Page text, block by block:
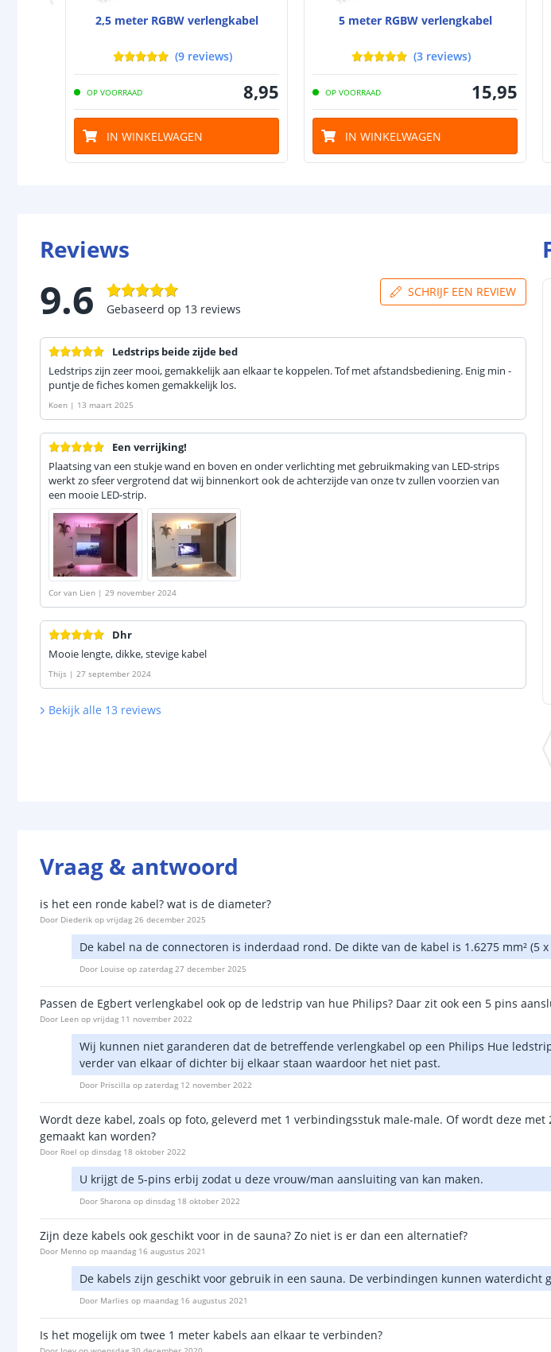
2,5 meter RGBW verlengkabel
(9 reviews)
OP VOORRAAD 8,95
IN WINKELWAGEN
5 meter RGBW verlengkabel
(3 reviews)
OP VOORRAAD 15,95
IN WINKELWAGEN
Reviews
9.6 Gebaseerd op 13 reviews
SCHRIJF EEN REVIEW
Ledstrips beide zijde bed
Ledstrips zijn zeer mooi, gemakkelijk aan elkaar te koppelen. Tof met afstandsbediening. Enig min -
puntje de fiches komen gemakkelijk los.
Koen | 13 maart 2025
Een verrijking!
Plaatsing van een stukje wand en boven en onder verlichting met gebruikmaking van LED-strips
werkt zo sfeer vergrotend dat wij binnenkort ook de achterzijde van onze tv zullen voorzien van
een mooie LED-strip.
Cor van Lien | 29 november 2024
Dhr
Mooie lengte, dikke, stevige kabel
Thijs | 27 september 2024
Bekijk alle 13 reviews
Vraag & antwoord
is het een ronde kabel? wat is de diameter?
Door Diederik op vrijdag 26 december 2025
De kabel na de connectoren is inderdaad rond. De dikte van de kabel is 1.6275 mm² (5 x
Door Louise op zaterdag 27 december 2025
Passen de Egbert verlengkabel ook op de ledstrip van hue Philips? Daar zit ook een 5 pins
Door Leen op vrijdag 11 november 2022
Wij kunnen niet garanderen dat de betreffende verlengkabel op een Philips Hue
verder van elkaar of dichter bij elkaar staan waardoor het niet past.
Door Priscilla op zaterdag 12 november 2022
Wordt deze kabel, zoals op foto, geleverd met 1 verbindingsstuk male-male. Of wordt deze
gemaakt kan worden?
Door Roel op dinsdag 18 oktober 2022
U krijgt de 5-pins erbij zodat u deze vrouw/man aansluiting van kan maken.
Door Sharona op dinsdag 18 oktober 2022
Zijn deze kabels ook geschikt voor in de sauna? Zo niet is er dan een alternatief?
Door Menno op maandag 16 augustus 2021
De kabels zijn geschikt voor gebruik in een sauna. De verbindingen kunnen
Door Marlies op maandag 16 augustus 2021
Is het mogelijk om twee 1 meter kabels aan elkaar te verbinden?